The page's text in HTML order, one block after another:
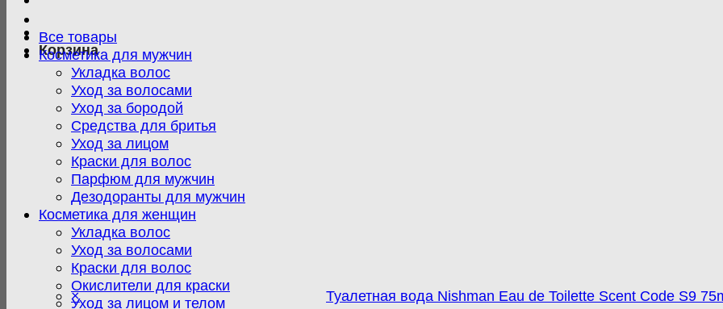
Корзина
×
Туалетная вода Nishman Eau de Toilette Scent Code S9
Все товары
Косметика для мужчин
Укладка волос
Уход за волосами
Уход за бородой
Средства для бритья
Уход за лицом
Краски для волос
Парфюм для мужчин
Дезодоранты для мужчин
Косметика для женщин
Укладка волос
Уход за волосами
Краски для волос
Окислители для краски
Уход за лицом и телом